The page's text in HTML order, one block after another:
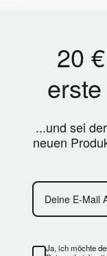
20
...und sei
neuen
Ja, ich möchte